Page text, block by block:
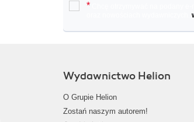
*
Wydawnictwo Helion
O Grupie Helion
Zostań naszym autorem!